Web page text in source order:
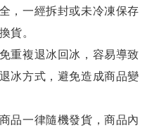
，一經拆封或未冷凍保存
貨。
重複退冰回冰，容易導致
冰方式，避免造成商品變
品一律隨機發貨，商品內